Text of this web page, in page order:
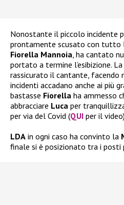
Nonostante il piccolo incidente
prontamente scusato con tutto
Fiorella Mannoia, ha cantato
portato a termine l’esibizione. La
rassicurato il cantante, facendo
incidenti accadano anche ai più
bastasse Fiorella ha ammesso
abbracciare Luca per
per via del Covid (QUI per il video)
LDA in ogni caso ha convinto la
finale si è posizionato tra i posti